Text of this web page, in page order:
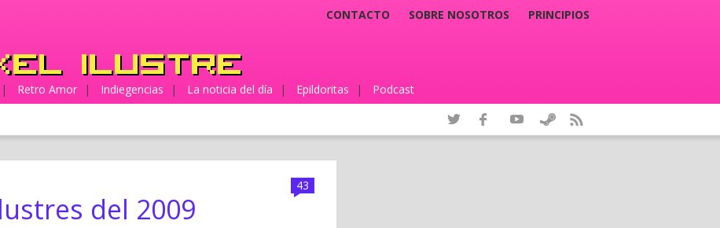
CONTACTO SOBRE NOSOTROS PRINCIPIOS
| Retro Amor | Indiegencias | La noticia del día | Epildoritas | Podcast
43
del 2009